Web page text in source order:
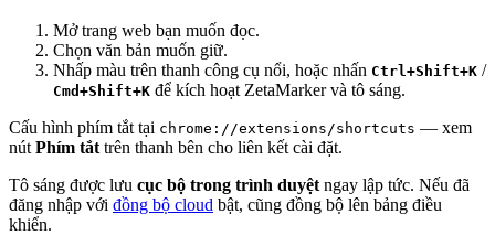
Mở trang web bạn muốn đọc.
Chọn văn bản muốn giữ.
Nhấp màu trên thanh công cụ nổi, hoặc nhấn Ctrl+Shift+K /
Cmd+Shift+K để kích hoạt ZetaMarker và tô sáng.
Cấu hình phím tắt tại chrome://extensions/shortcuts — xem
nútPhím tắttrên thanh bên cho liên kết cài đặt.
Tô sáng được lưu cục bộ trong trình duyệtngay lập tức. Nếu đã
đăng nhập với đồng bộ cloud bật, cũng đồng bộ lên bảng điều
khiển.